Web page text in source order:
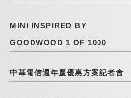
MINI INSPIRED BY
GOODWOOD 1 OF 1000
中華電信週年慶優惠方案記者會